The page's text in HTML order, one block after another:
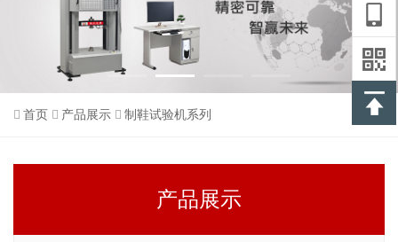
首页 产品展示 制鞋试验机系列
产品展示